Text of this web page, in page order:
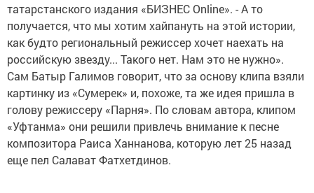
татарстанского издания «БИЗНЕС Online». - А то
получается, что мы хотим хайпануть на этой истории,
как будто региональный режиссер хочет наехать на
российскую звезду... Такого нет. Нам это не нужно».
Сам Батыр Галимов говорит, что за основу клипа взяли
картинку из «Сумерек» и, похоже, та же идея пришла в
голову режиссеру «Парня». По словам автора, клипом
«Уфтанма» они решили привлечь внимание к песне
композитора Раиса Ханнанова, которую лет 25 назад
еще пел Салават Фатхетдинов.